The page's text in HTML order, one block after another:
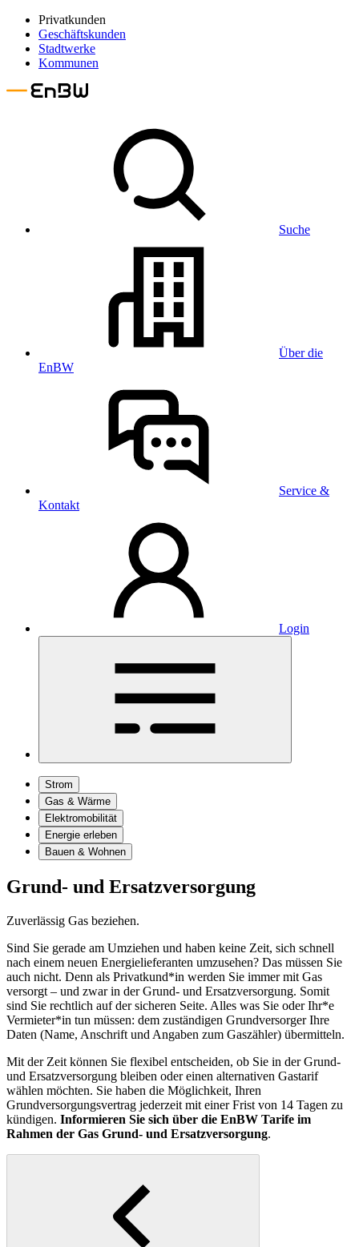
Privatkunden
Geschäftskunden
Stadtwerke
Kommunen
Suche
Über die
EnBW
Service &
Kontakt
Login
Strom
Gas & Wärme
Elektromobilität
Energie erleben
Bauen & Wohnen
Grund- und Ersatzversorgung
Zuverlässig Gas beziehen.
Sind Sie gerade am Umziehen und haben keine Zeit, sich schnell
nach einem neuen Energielieferanten umzusehen? Das müssen Sie
auch nicht. Denn als Privatkund*in werden Sie immer mit Gas
versorgt – und zwar in der Grund- und Ersatzversorgung. Somit
sind Sie rechtlich auf der sicheren Seite. Alles was Sie oder Ihr*e
Vermieter*in tun müssen: dem zuständigen Grundversorger Ihre
Daten (Name, Anschrift und Angaben zum Gaszähler) übermitteln.
Mit der Zeit können Sie flexibel entscheiden, ob Sie in der Grund-
und Ersatzversorgung bleiben oder einen alternativen Gastarif
wählen möchten. Sie haben die Möglichkeit, Ihren
Grundversorgungsvertrag jederzeit mit einer Frist von 14 Tagen zu
kündigen. Informieren Sie sich über die EnBW Tarife im
Rahmen der Gas Grund- und Ersatzversorgung.